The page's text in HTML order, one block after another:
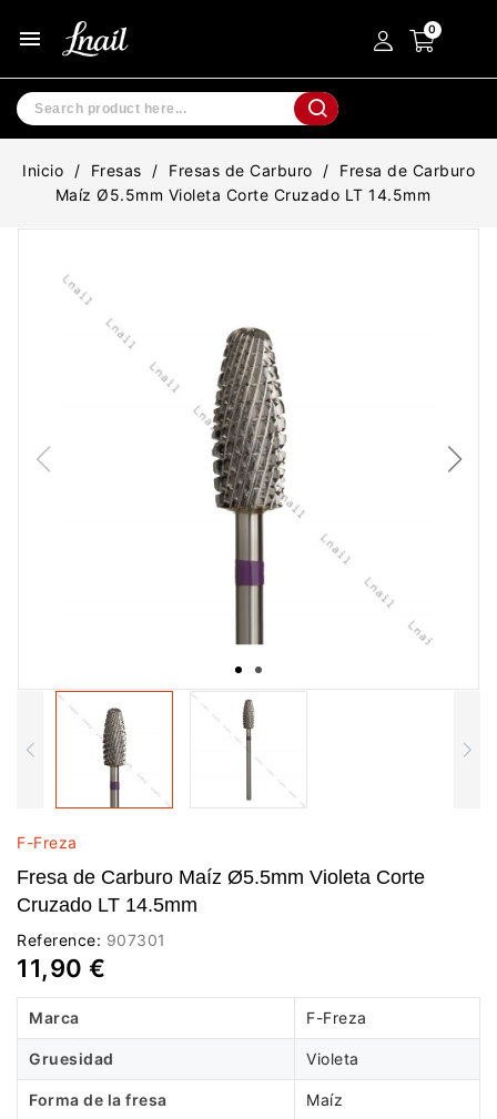
menu
Inicio Fresas Fresas de Carburo
Fresa de Carburo
Maíz Ø5.5mm Violeta Corte Cruzado LT 14.5mm
F-Freza
Fresa de Carburo Maíz Ø5.5mm Violeta Corte
Cruzado LT 14.5mm
Reference: 907301
11,90 €
Marca F-Freza
Gruesidad Violeta
Forma de la fresa Maíz